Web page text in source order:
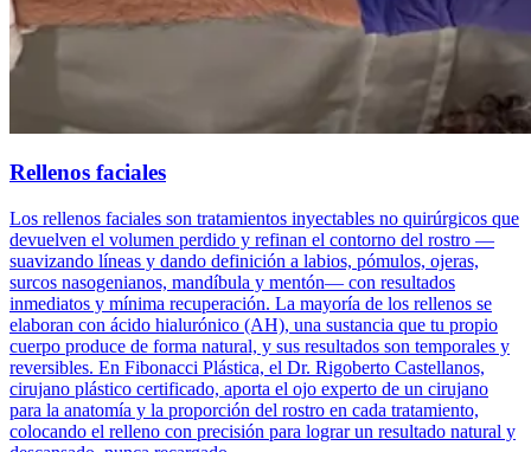
Rellenos faciales
Los rellenos faciales son tratamientos inyectables no quirúrgicos que
devuelven el volumen perdido y refinan el contorno del rostro —
suavizando líneas y dando definición a labios, pómulos, ojeras,
surcos nasogenianos, mandíbula y mentón— con resultados
inmediatos y mínima recuperación. La mayoría de los rellenos se
elaboran con ácido hialurónico (AH), una sustancia que tu propio
cuerpo produce de forma natural, y sus resultados son temporales y
reversibles. En Fibonacci Plástica, el Dr. Rigoberto Castellanos,
cirujano plástico certificado, aporta el ojo experto de un cirujano
para la anatomía y la proporción del rostro en cada tratamiento,
colocando el relleno con precisión para lograr un resultado natural y